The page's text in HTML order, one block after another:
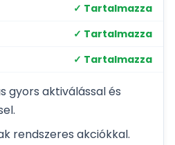
✓ Tartalmazza
✓ Tartalmazza
✓ Tartalmazza
gyors aktiválással és
rendszeres akciókkal.